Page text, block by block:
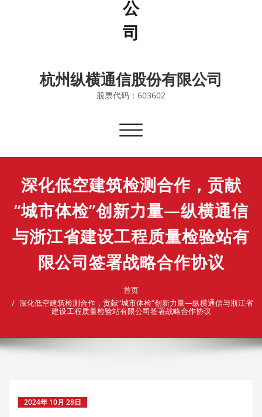
杭州纵横通信股份有限公司
股票代码：603602
切
导
深化低空建筑检测合作，贡献
“城市体检”创新力量—纵横通信
与浙江省建设工程质量检验站有
限公司签署战略合作协议
首页
深化低空建筑检测合作，贡献“城市体检”创新力量—纵横通信与浙江省
建设工程质量检验站有限公司签署战略合作协议
2024年 10月 28日